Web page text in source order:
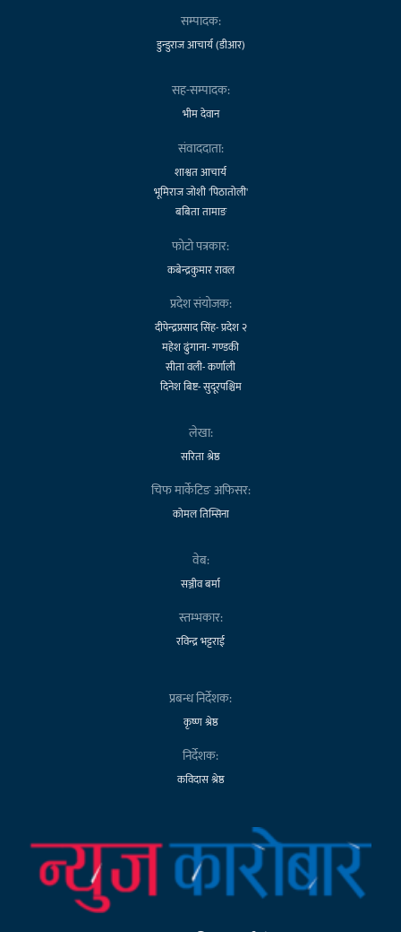
सम्पादक:
डुन्डुराज आचार्य (डीआर)
सह-सम्पादक:
भीम देवान
संवाददाता:
शाश्वत आचार्य
भूमिराज जोशी 'पिठातोली'
बबिता तामाङ
फोटो पत्रकार:
कबेन्द्रकुमार रावल
प्रदेश संयोजक:
दीपेन्द्रप्रसाद सिंह- प्रदेश २
महेश ढुंगाना- गण्डकी
सीता वली- कर्णाली
दिनेश बिष्ट- सुदूरपश्चिम
लेखा:
सरिता श्रेष्ठ
चिफ मार्केटिङ अफिसर:
कोमल तिम्सिना
वेब:
सञ्जीव बर्मा
स्तम्भकार:
रविन्द्र भट्टराई
प्रबन्ध निर्देशक:
कृष्ण श्रेष्ठ
निर्देशक:
कविदास श्रेष्ठ